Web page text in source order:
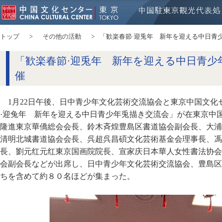
トップ その他の活動 「歓楽春節·迎兎年 新年を迎える中日青
「歓楽春節·迎兎年 新年を迎える中日青
催
1月22日午後、日中青少年文化芸術交流協会と東京中国文
·迎兔年 新年を迎える中日青少年兎描き交流会」が在東京中
隆進東京華僑総会会長、鈴木斉煌豊島区書道協会副会長、大
清明北城書道協会会長、呉超呉昌碩文化芸術基金会理事長、
長、劉元红元红東京国画院院長、宣家庆日本華人女性書法协
会副会長などが出席し、日中青少年文化芸術交流協会、豊島
ちを含めて約８０名ほどが集まった。